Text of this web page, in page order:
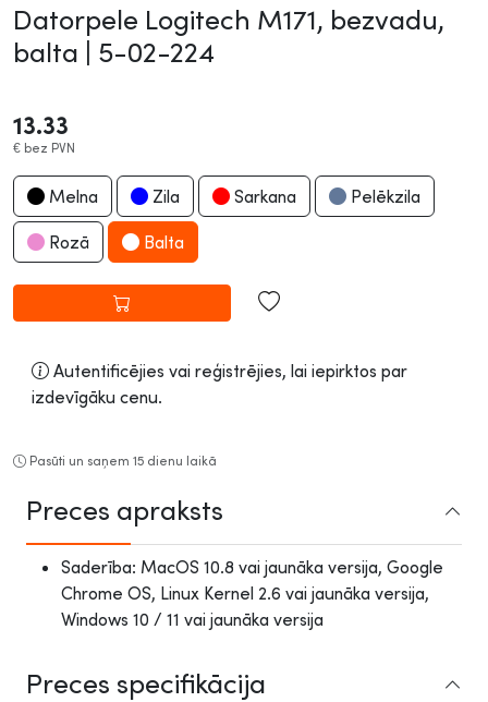
Datorpele Logitech M171, bezvadu,
balta | 5-02-224
13.33
€ bez PVN
Melna Zila Sarkana Pelēkzila
Rozā Balta
Autentificējies vai reģistrējies, lai iepirktos par
izdevīgāku cenu.
Pasūti un saņem 15 dienu laikā
Preces apraksts
Saderība: MacOS 10.8 vai jaunāka versija, Google
Chrome OS, Linux Kernel 2.6 vai jaunāka versija,
Windows 10 / 11 vai jaunāka versija
Preces specifikācija